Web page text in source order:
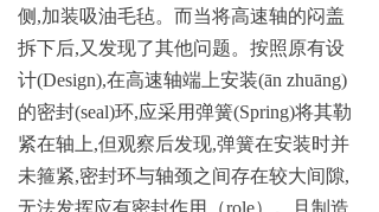
侧 ,加装吸油毛毡。而当将高速轴的闷盖
拆下后,又发现了其他问题。按照原有设
计(Design),在高速轴端上安装(ān zhuāng)
的密封(seal)环,应采用弹簧(Spring)将其勒
紧在轴 上,但观察后发现,弹簧在安装时并
未箍紧,密封环与轴颈之间存在较大间 隙,
无法发挥应有密封作用
（role）。且制 造